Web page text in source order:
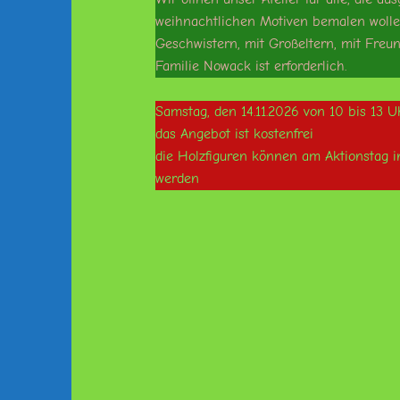
weihnachtlichen Motiven bemalen
Geschwistern, mit Großeltern, mit
Familie Nowack ist erforderlich.
Samstag, den 14.11.2026 von 10 bis 13
das Angebot ist kostenfrei
die Holzfiguren können am Aktionstag
werden